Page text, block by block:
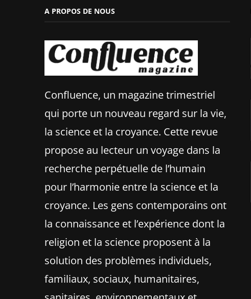
A PROPOS DE NOUS
Confluence, un magazine trimestriel
qui porte un nouveau regard sur la vie,
la science et la croyance. Cette revue
propose au lecteur un voyage dans la
recherche perpétuelle de l’humain
pour l’harmonie entre la science et la
croyance. Les gens contemporains ont
la connaissance et l’expérience dont la
religion et la science proposent à la
solution des problèmes individuels,
familiaux, sociaux, humanitaires,